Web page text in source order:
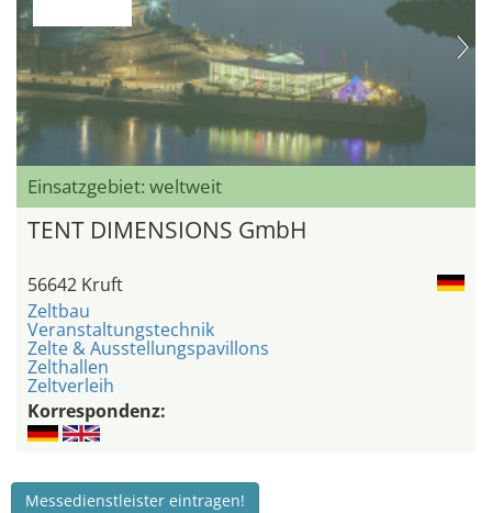
Einsatzgebiet: weltweit
TENT DIMENSIONS GmbH
56642 Kruft
Zeltbau
Veranstaltungstechnik
Zelte & Ausstellungspavillons
Zelthallen
Zeltverleih
Korrespondenz:
Messedienstleister eintragen!